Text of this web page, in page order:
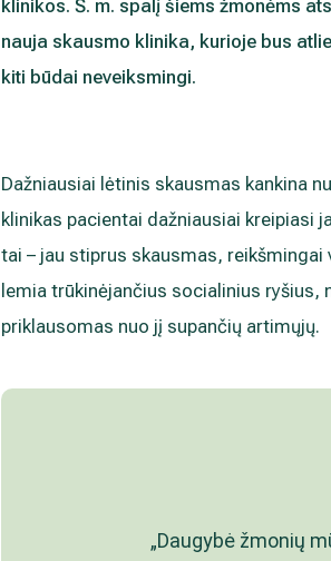
klinikos. Š. m. spalį šiems žmonėms
nauja skausmo klinika, kurioje bus
kiti būdai neveiksmingi.
Dažniausiai lėtinis skausmas kankina
klinikas pacientai dažniausiai kreipiasi
tai – jau stiprus skausmas,
lemia trūkinėjančius socialinius
priklausomas nuo jį supančių artimųjų.
„Daugybė žmonių